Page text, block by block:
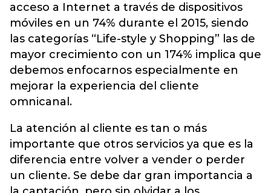
acceso a Internet a través de dispositivos
móviles en un 74% durante el 2015, siendo
las categorías “Life-style y Shopping” las de
mayor crecimiento con un 174% implica que
debemos enfocarnos especialmente en
mejorar la experiencia del cliente
omnicanal.
La atención al cliente es tan o más
importante que otros servicios ya que es la
diferencia entre volver a vender o perder
un cliente. Se debe dar gran importancia a